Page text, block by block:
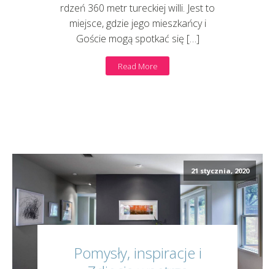
rdzeń 360 metr tureckiej willi. Jest to
miejsce, gdzie jego mieszkańcy i
Goście mogą spotkać się […]
Read More
21 stycznia, 2020
Pomysły, inspiracje i